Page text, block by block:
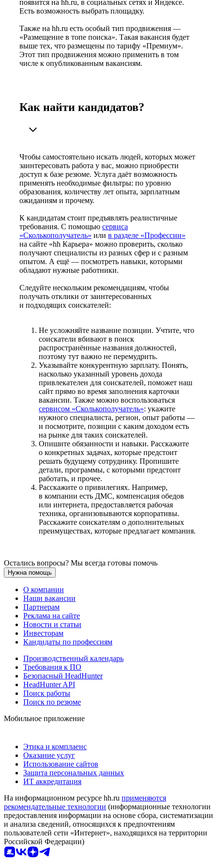
появится на hh.ru, в социальных сетях и Яндексе.
Есть возможность выбрать площадку.
Также на hh.ru есть особый тип продвижения —
«Размещение в топе поиска». Такая вакансия будет
выше тех, что размещены по тарифу «Премиум».
Этот тип продвижения можно применить в том
числе к опубликованным вакансиям.
Как найти кандидатов?
Чтобы самостоятельно искать людей, которых может
заинтересовать работа у вас, можно приобрести
доступ к базе резюме. Услуга даёт возможность
применять необходимые фильтры: по уровню
образования, количеству лет опыта, зарплатным
ожиданиям и прочему.
К кандидатам стоит предъявлять реалистичные
требования. С помощью сервиса
«Сколькополучатель» или в разделе «Профессии»
на сайте «hh Карьера» можно проверить, сколько
получают специалисты из разных сфер и с разным
опытом. А ещё — посмотреть навыки, которыми
обладают нужные работники.
Следуйте нескольким рекомендациям, чтобы
получать отклики от заинтересованных
и подходящих соискателей:
Не усложняйте название позиции. Учтите, что
соискатели вбивают в поиск
распространённые названия должностей,
поэтому тут важно не перемудрить.
Указывайте конкурентную зарплату. Понять,
насколько указанный уровень дохода
привлекателен для соискателей, поможет наш
сайт прямо во время заполнения карточки
вакансии. Также можно воспользоваться
сервисом «Сколькополучатель»: укажите
нужного специалиста, регион, опыт работы —
и посмотрите, позиции с каким доходом есть
на рынке для таких соискателей.
Опишите обязанности и навыки. Расскажите
о конкретных задачах, которые предстоит
решать будущему сотруднику. Пропишите
детали, программы, с которыми предстоит
работать, и прочее.
Расскажите о привилегиях. Например,
в компании есть ДМС, компенсация обедов
или интернета, предоставляется рабочая
техника, организовываются корпоративы.
Расскажите соискателям о дополнительных
преимуществах, которые предлагает компания.
Остались вопросы? Мы всегда готовы помочь
Нужна помощь
О компании
Наши вакансии
Партнерам
Реклама на сайте
Новости и статьи
Инвесторам
Кандидаты по профессиям
Производственный календарь
Требования к ПО
Безопасный HeadHunter
HeadHunter API
Поиск работы
Поиск по резюме
Мобильное приложение
Этика и комплаенс
Оказание услуг
Использование сайтов
Защита персональных данных
ИТ аккредитация
На информационном ресурсе hh.ru применяются
рекомендательные технологии (информационные технологии
предоставления информации на основе сбора, систематизации
и анализа сведений, относящихся к предпочтениям
пользователей сети «Интернет», находящихся на территории
Российской Федерации)